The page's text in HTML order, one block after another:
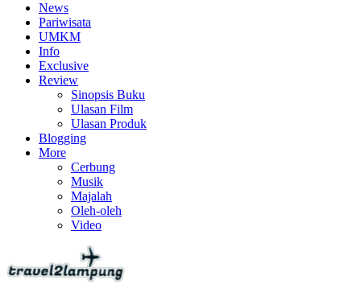
News
Pariwisata
UMKM
Info
Exclusive
Review
Sinopsis Buku
Ulasan Film
Ulasan Produk
Blogging
More
Cerbung
Musik
Majalah
Oleh-oleh
Video